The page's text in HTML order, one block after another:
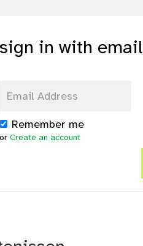
sign in with email
Remember me
or Create an account